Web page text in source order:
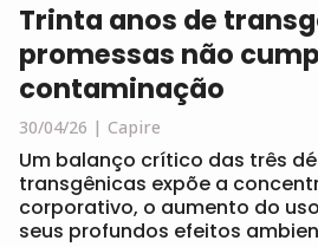
Trinta anos de
promessas não
contaminação
30/04/26 Capire
Um balanço crítico das três
transgênicas expõe a
corporativo, o aumento do
seus profundos efeitos